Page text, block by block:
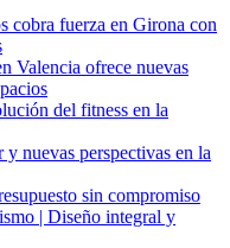
cobra fuerza en Girona con
Valencia ofrece nuevas
del fitness en la
nuevas perspectivas en la
sin compromiso
| Diseño integral y